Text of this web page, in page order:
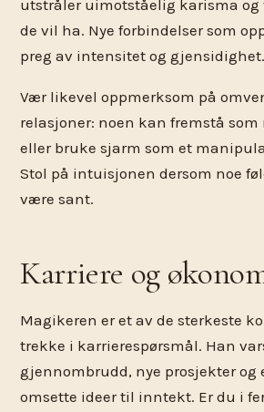
utstråler uimotståelig karisma og
de vil ha. Nye forbindelser som
preg av intensitet og gjensidighet.
Vær likevel oppmerksom på
relasjoner: noen kan fremstå som
eller bruke sjarm som et
Stol på intuisjonen dersom noe
være sant.
Karriere og
Magikeren er et av de sterkeste
trekke i karrierespørsmål. Han
gjennombrudd, nye prosjekter og
omsette ideer til inntekt. Er du i